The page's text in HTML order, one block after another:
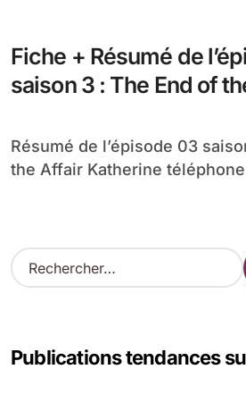
Fiche + Résumé de
saison 3 : The End of
Résumé de l’épisode 03 saison 3 : The End of
the Affair Katherine téléphone
R
e
rPublications tendances